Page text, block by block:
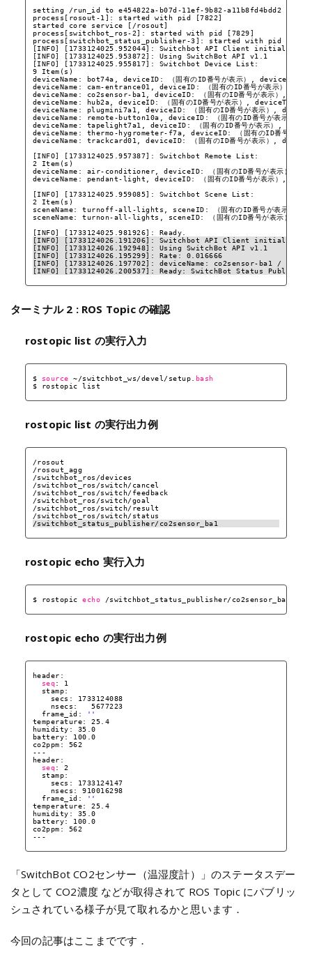
setting
/run_id
to e454822a-b07d-11ef-9b82-a11b8fd4bdd2
process[rosout-1]: started with pid [7822]
started core service [ /rosout]
process[switchbot_ros-2]: started with pid [7829]
process[switchbot_status_publisher-3]: started with pid
[INFO] [1733124025.952044]: Switchbot API Client initialized.
[INFO] [1733124025.953872]: Using SwitchBot API v1.1
[INFO] [1733124025.955817]: Switchbot Device List:
9 Item(s)
deviceName: bot74a, deviceID: （固有のID番号が表示）,
deviceName: cam-entrance01, deviceID: （固有のID番号が表示）,
deviceName: co2sensor-ba1, deviceID: （固有のID番号が表示）,
deviceName: hub2a, deviceID: （固有のID番号が表示）, deviceType:
deviceName: plugmini7a1, deviceID: （固有のID番号が表示）,
deviceName: remote-button10a, deviceID: （固有のID番号が表示）,
deviceName: tapelight7a1, deviceID: （固有のID番号が表示）,
deviceName: thermo-hygrometer-f7a, deviceID: （固有のID番号が表
deviceName: trackcard01, deviceID: （固有のID番号が表示）,
[INFO] [1733124025.957387]: Switchbot Remote List:
2 Item(s)
deviceName: air-conditioner, deviceID: （固有のID番号が表示）,
deviceName: pendant-light, deviceID: （固有のID番号が表示）,
[INFO] [1733124025.959085]: Switchbot Scene List:
2 Item(s)
sceneName: turnoff-all-lights, sceneID: （固有のID番号が表示）
sceneName: turnon-all-lights, sceneID: （固有のID番号が表示）
[INFO] [1733124025.981926]: Ready.
[INFO] [1733124026.191206]: Switchbot API Client initialized.
[INFO] [1733124026.192948]: Using SwitchBot API v1.1
[INFO] [1733124026.195299]: Rate: 0.016666
[INFO] [1733124026.197702]: deviceName: co2sensor-ba1 /
[INFO] [1733124026.200537]: Ready: SwitchBot Status
ターミナル 2 : ROS Topic の確認
rostopic list の実行入力
$ source ~/switchbot_ws/devel/setup
bash
$ rostopic list
rostopic list の実行出力例
/rosout
/rosout_agg
/switchbot_ros/devices
/switchbot_ros/switch/cancel
/switchbot_ros/switch/feedback
/switchbot_ros/switch/goal
/switchbot_ros/switch/result
/switchbot_ros/switch/status
/switchbot_status_publisher/co2sensor_ba1
rostopic echo 実行入力
$ rostopic echo /switchbot_status_publisher/co2sensor_ba1
rostopic echo の実行出力例
header:
seq: 1
stamp:
secs: 1733124088
nsecs:   5677223
frame_id:
''
temperature: 25.4
humidity: 35.0
battery: 100.0
co2ppm: 562
---
header:
seq: 2
stamp:
secs: 1733124147
nsecs: 910016298
frame_id:
''
temperature: 25.4
humidity: 35.0
battery: 100.0
co2ppm: 562
---
「SwitchBot CO2センサー（温湿度計）」のステータスデー
タとして CO2濃度 などが取得されて ROS Topic にパブリッ
シュされている様子が見て取れるかと思います．
今回の記事はここまでです．